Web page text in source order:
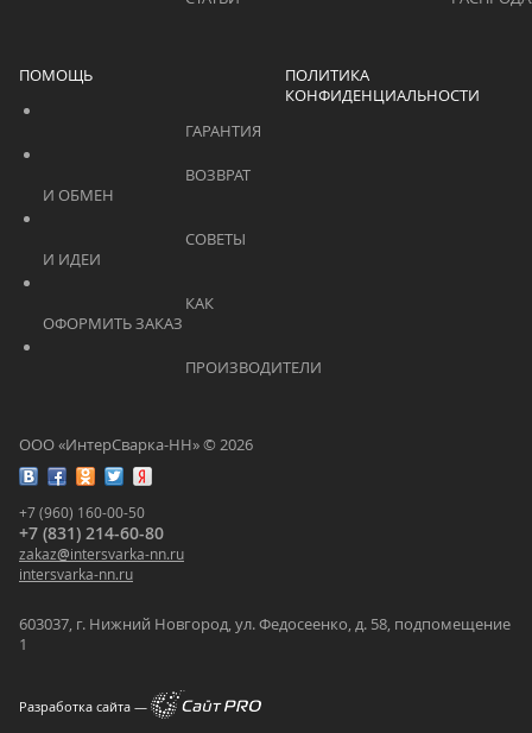
ООО «ИнтерСварка-НН» © 2026
+7 (960) 160-00-50
+7 (831) 214-60-80
zakaz@intersvarka-nn.ru
intersvarka-nn.ru
603037, г. Нижний Новгород, ул. Федосеенко, д. 58, подпомещение
1
Разработка сайта —
ПОМОЩЬ
ПОЛИТИКА
КОНФИДЕНЦИАЛЬНОСТИ